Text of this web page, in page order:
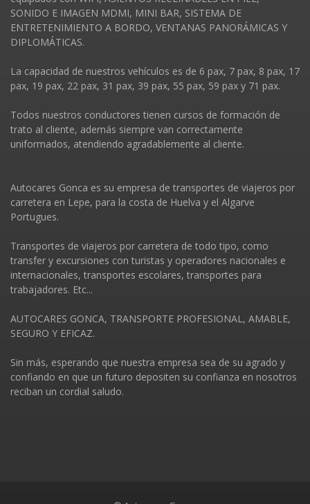
SONIDO E IMAGEN MDMI, MINI BAR, SISTEMA DE
ENTRETENIMIENTO A BORDO, VENTANAS PANORÁMICAS Y
DIPLOMÁTICAS.
La capacidad de nuestros vehí­culos es de 6 pax, 7 pax, 8 pax, 17
pax, 19 pax, 22 pax, 31 pax, 39 pax, 55 pax, 59 pax y 71 pax.
Todos nuestros conductores tienen cursos de formación de
trato al cliente, además siempre van correctamente
uniformados, atendiendo agradablemente al cliente.
Autocares Gonca es su empresa de transportes de viajeros por
carretera en Lepe, para la costa de Huelva y el Algarve
Portugues.
Transportes de viajeros por carretera de todo tipo, como
transfer y excursiones con turistas y operadores nacionales e
internacionales, transportes escolares, transportes para
trabajadores. Etc...
AUTOCARES GONCA, TRANSPORTE PROFESIONAL, AMABLE,
SEGURO Y EFICAZ.
Sin más, esperando que nuestra empresa sea de su agrado y
confiando en que un futuro depositen su confianza en nosotros
reciban un cordial saludo.